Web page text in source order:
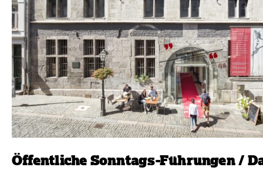
Öffentliche Sonntags-Führungen /